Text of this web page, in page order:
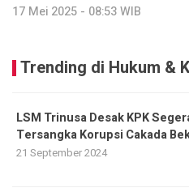
17 Mei 2025 - 08:53 WIB
Trending di Hukum &
LSM Trinusa Desak KPK
Tersangka Korupsi Cakada
21 September 2024